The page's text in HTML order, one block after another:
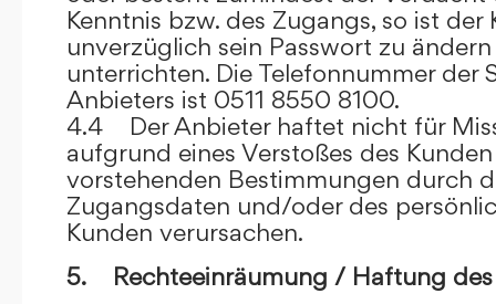
Kenntnis bzw. des Zugangs, so ist
unverzüglich sein Passwort zu
unterrichten. Die Telefonnummer der
Anbieters ist 0511 8550 8100.
4.4 Der Anbieter haftet nicht für
aufgrund eines Verstoßes des
vorstehenden Bestimmungen durch
Zugangsdaten und/oder des
Kunden verursachen.
5. Rechteeinräumung / Haftung des